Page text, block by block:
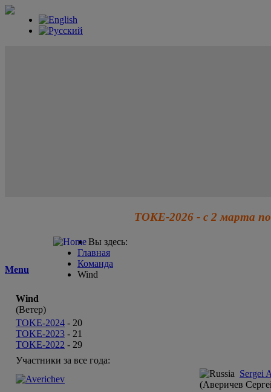
ТОКЕ-2026 - с 2 марта по
Menu
Вы здесь:
Главная
Команда
Wind
Wind
(Ветер)
TOKE-2024 - 20
TOKE-2023 - 21
TOKE-2022 - 29
Участники за все года:
Sergei
(Аверичев